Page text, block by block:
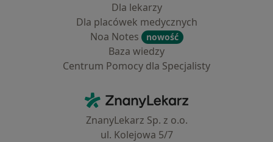
Dla lekarzy
Dla placówek medycznych
Noa Notes
nowość
Baza wiedzy
Centrum Pomocy dla Specjalisty
ZnanyLekarz - Strona główna
ZnanyLekarz Sp. z o.o.
ul. Kolejowa 5/7